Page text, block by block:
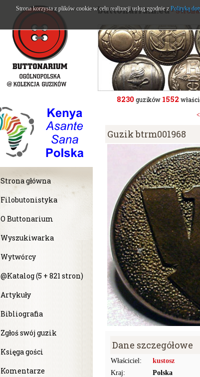
Strona główna
Filobutonistyka
O Buttonarium
Wyszukiwarka
Wytwórcy
@Katalog (5 + 821 stron)
Artykuły
Bibliografia
Zgłoś swój guzik
Księga gości
Komentarze
buttonarium.eu-
8230 guzików 1552
Guzik btrm001968
Dane szczegółowe
Właściciel:
kustosz
Kraj:
Polska
Strona korzysta z plików cookie w celu realizacji usług zgodnie z Polityką